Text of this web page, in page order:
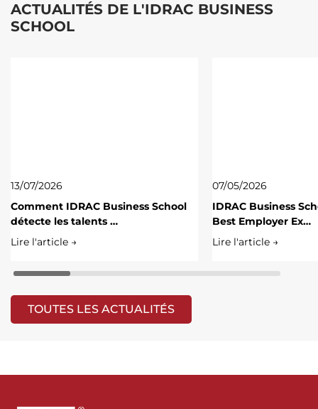
ACTUALITÉS DE L'IDRAC BUSINESS
SCHOOL
13/07/2026
Comment IDRAC Business School
détecte les talents …
Lire l'article →
07/05/2026
IDRAC Business
Best Employer Ex…
Lire l'article →
TOUTES LES ACTUALITÉS